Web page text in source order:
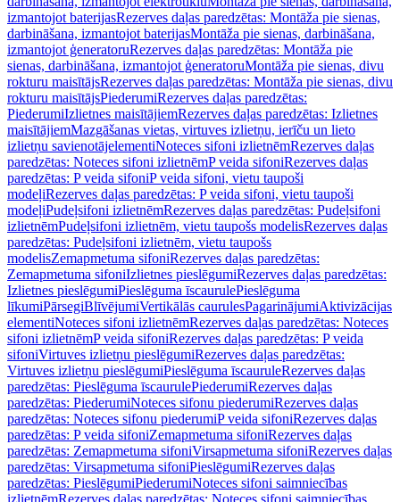
izmantojot baterijasRezerves daļas paredzētas: Montāža pie sienas,
darbināšana, izmantojot baterijasMontāža pie sienas, darbināšana,
izmantojot ģeneratoruRezerves daļas paredzētas: Montāža pie
sienas, darbināšana, izmantojot ģeneratoruMontāža pie sienas, divu
rokturu maisītājsRezerves daļas paredzētas: Montāža pie sienas, divu
rokturu maisītājsPiederumiRezerves daļas paredzētas:
PiederumiIzlietnes maisītājiemRezerves daļas paredzētas: Izlietnes
maisītājiemMazgāšanas vietas, virtuves izlietņu, ierīču un lieto
izlietņu savienotājelementiNoteces sifoni izlietnēmRezerves daļas
paredzētas: Noteces sifoni izlietnēmP veida sifoniRezerves daļas
paredzētas: P veida sifoniP veida sifoni, vietu taupoši
modeļiRezerves daļas paredzētas: P veida sifoni, vietu taupoši
modeļiPudeļsifoni izlietnēmRezerves daļas paredzētas: Pudeļsifoni
izlietnēmPudeļsifoni izlietnēm, vietu taupošs modelisRezerves daļas
paredzētas: Pudeļsifoni izlietnēm, vietu taupošs
modelisZemapmetuma sifoniRezerves daļas paredzētas:
Zemapmetuma sifoniIzlietnes pieslēgumiRezerves daļas paredzētas:
Izlietnes pieslēgumiPieslēguma īscaurulePieslēguma
līkumiPārsegiBlīvējumiVertikālās caurulesPagarinājumiAktivizācijas
elementiNoteces sifoni izlietnēmRezerves daļas paredzētas: Noteces
sifoni izlietnēmP veida sifoniRezerves daļas paredzētas: P veida
sifoniVirtuves izlietņu pieslēgumiRezerves daļas paredzētas:
Virtuves izlietņu pieslēgumiPieslēguma īscauruleRezerves daļas
paredzētas: Pieslēguma īscaurulePiederumiRezerves daļas
paredzētas: PiederumiNoteces sifonu piederumiRezerves daļas
paredzētas: Noteces sifonu piederumiP veida sifoniRezerves daļas
paredzētas: P veida sifoniZemapmetuma sifoniRezerves daļas
paredzētas: Zemapmetuma sifoniVirsapmetuma sifoniRezerves daļas
paredzētas: Virsapmetuma sifoniPieslēgumiRezerves daļas
paredzētas: PieslēgumiPiederumiNoteces sifoni saimniecības
izlietnēmRezerves daļas paredzētas: Noteces sifoni saimniecības